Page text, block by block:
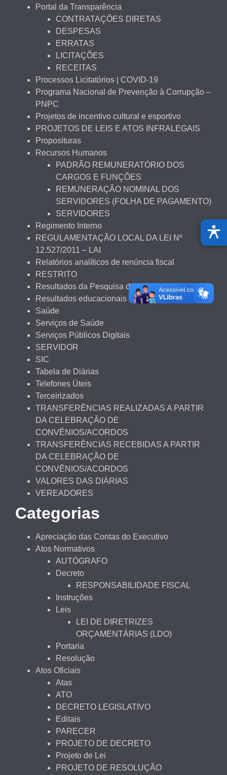
Portal da Transparência
CONTRATAÇÕES DIRETAS
DESPESAS
ERRATAS
LICITAÇÕES
RECEITAS
Processos Licitatórios | COVID-19
Programa Nacional de Prevenção à Corrupção –
PNPC
Projetos de incentivo cultural e esportivo
PROJETOS DE LEIS E ATOS INFRALEGAIS
Proposituras
Recursos Humanos
PADRÃO REMUNERATÓRIO DOS
CARGOS E FUNÇÕES
REMUNERAÇÃO NOMINAL DOS
SERVIDORES (FOLHA DE PAGAMENTO)
SERVIDORES
Regimento Interno
REGULAMENTAÇÃO LOCAL DA LEI Nº
12.527/2011 – LAI
Relatórios analíticos de renúncia fiscal
RESTRITO
Resultados da Pesquisa de Satisfação
Resultados educacionais
Saúde
Serviços de Saúde
Serviços Públicos Digitais
SERVIDOR
SIC
Tabela de Diárias
Telefones Úteis
Terceirizados
TRANSFERÊNCIAS REALIZADAS A PARTIR
DA CELEBRAÇÃO DE
CONVÊNIOS/ACORDOS
TRANSFERÊNCIAS RECEBIDAS A PARTIR
DA CELEBRAÇÃO DE
CONVÊNIOS/ACORDOS
VALORES DAS DIÁRIAS
VEREADORES
Categorias
Apreciação das Contas do Executivo
Atos Normativos
AUTÓGRAFO
Decreto
RESPONSABILIDADE FISCAL
Instruções
Leis
LEI DE DIRETRIZES
ORÇAMENTÁRIAS (LDO)
Portaria
Resolução
Atos Oficiais
Atas
ATO
DECRETO LEGISLATIVO
Editais
PARECER
PROJETO DE DECRETO
Projeto de Lei
PROJETO DE RESOLUÇÃO